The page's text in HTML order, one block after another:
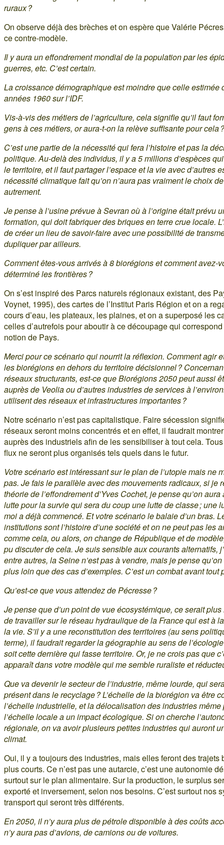
ruraux ?
On observe déjà des brèches et on espère que Valérie
ce contre-modèle.
Il y aura un effondrement mondial de la population par les
guerres, etc. C’est certain.
La croissance démographique est moindre que celle estimée
années 1960 sur l’IDF.
Vis-à-vis des métiers de l’agriculture, cela signifie qu’il faut
gens à ces métiers, or aura-t-on la relève suffisante pour cela ?
C’est une partie de la nécessité qui fera l’histoire et pas la
politique. Au-delà des individus, il y a 5 millions d’espèces
le territoire, et il faut partager l’espace et la vie avec d’autres
nécessité climatique fait qu’on n’aura pas vraiment le choix
autrement.
Je pense à l’usine prévue à Sevran où à l’origine était prévu
formation, qui doit fabriquer des briques en terre crue locale.
de créer un lieu de savoir-faire avec une possibilité de
dupliquer par ailleurs.
Comment êtes-vous arrivés à 8 biorégions et comment avez-
déterminé les frontières ?
On s’est inspiré des Parcs naturels régionaux existant, des
Voynet, 1995), des cartes de l’Institut Paris Région et on a
cours d’eau, les plateaux, les plaines, et on a superposé les
celles d’autrefois pour aboutir à ce découpage qui
notion de Pays.
Merci pour ce scénario qui nourrit la réflexion. Comment agir
les biorégions en dehors du territoire décisionnel ?
réseaux structurants, est-ce que Biorégions 2050 peut aussi
auprès de Veolia ou d’autres industries de services à
utilisent des réseaux et infrastructures importantes ?
Notre scénario n’est pas capitalistique. Faire sécession
réseaux seront moins concentrés et en effet, il faudrait
auprès des industriels afin de les sensibiliser à tout cela.
flux ne seront plus organisés tels quels dans le futur.
Votre scénario est intéressant sur le plan de l’utopie mais ne
pas. Je fais le parallèle avec des mouvements radicaux, si je
théorie de l’effondrement d’Yves Cochet, je pense qu’on
lutte pour la survie qui sera du coup une lutte de classe ; une
moi a déjà commencé. Et votre scénario le balaie d’un bras.
institutions sont l’histoire d’une société et on ne peut pas les
comme cela, ou alors, on change de République et de
pu discuter de cela. Je suis sensible aux courants alternatifs,
entre autres, la Seine n’est pas à vendre, mais je pense qu’on
plus loin que des cas d’exemples. C’est un combat avant tout
Qu’est-ce que vous attendez de Pécresse ?
Je pense que d’un point de vue écosystémique, ce serait
de travailler sur le réseau hydraulique de la France qui est à
la vie. S’il y a une reconstitution des territoires (au sens
terme), il faudrait regarder la géographie au sens de
soit cette dernière qui fasse territoire. Or, je ne crois pas que
apparaît dans votre modèle qui me semble ruraliste et
Que va devenir le secteur de l’industrie, même lourde, qui
présent dans le recyclage ? L’échelle de la biorégion va être
l’échelle industrielle, et la délocalisation des industries même
l’échelle locale a un impact écologique. Si on cherche
régionale, on va avoir plusieurs petites industries qui auront
climat.
Oui, il y a toujours des industries, mais elles feront des trajets
plus courts. Ce n’est pas une autarcie, c’est une autonomie
surtout sur le plan alimentaire. Sur la production, le surplus
exporté et inversement, selon nos besoins. C’est surtout nos
transport qui seront très différents.
En 2050, il n’y aura plus de pétrole disponible à des coûts
n’y aura pas d’avions, de camions ou de voitures.